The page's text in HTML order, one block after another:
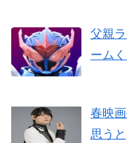
父親
ーム
春映
思うと